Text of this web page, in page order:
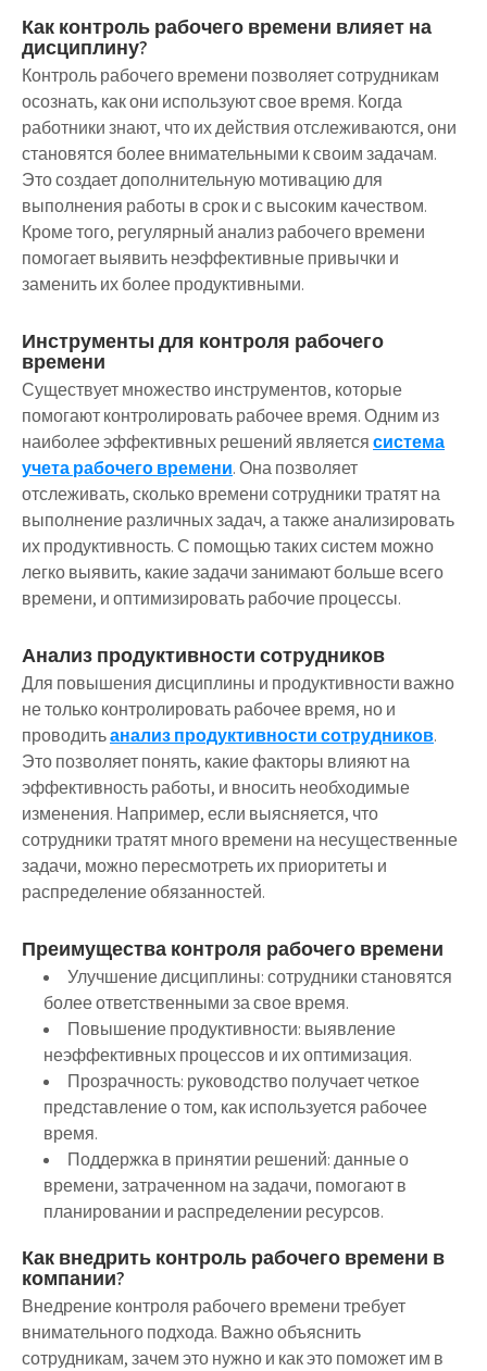
Как контроль рабочего времени влияет на
дисциплину?
Контроль рабочего времени позволяет сотрудникам
осознать, как они используют свое время. Когда
работники знают, что их действия отслеживаются, они
становятся более внимательными к своим задачам.
Это создает дополнительную мотивацию для
выполнения работы в срок и с высоким качеством.
Кроме того, регулярный анализ рабочего времени
помогает выявить неэффективные привычки и
заменить их более продуктивными.
Инструменты для контроля рабочего
времени
Существует множество инструментов, которые
помогают контролировать рабочее время. Одним из
наиболее эффективных решений являетсясистема
учета рабочего времени. Она позволяет
отслеживать, сколько времени сотрудники тратят на
выполнение различных задач, а также анализировать
их продуктивность. С помощью таких систем можно
легко выявить, какие задачи занимают больше всего
времени, и оптимизировать рабочие процессы.
Анализ продуктивности сотрудников
Для повышения дисциплины и продуктивности важно
не только контролировать рабочее время, но и
проводитьанализ продуктивности сотрудников.
Это позволяет понять, какие факторы влияют на
эффективность работы, и вносить необходимые
изменения. Например, если выясняется, что
сотрудники тратят много времени на несущественные
задачи, можно пересмотреть их приоритеты и
распределение обязанностей.
Преимущества контроля рабочего времени
Улучшение дисциплины: сотрудники становятся
более ответственными за свое время.
Повышение продуктивности: выявление
неэффективных процессов и их оптимизация.
Прозрачность: руководство получает четкое
представление о том, как используется рабочее
время.
Поддержка в принятии решений: данные о
времени, затраченном на задачи, помогают в
планировании и распределении ресурсов.
Как внедрить контроль рабочего времени в
компании?
Внедрение контроля рабочего времени требует
внимательного подхода. Важно объяснить
сотрудникам, зачем это нужно и как это поможет им в